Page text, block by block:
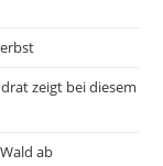
zeigt bei diesem
ab